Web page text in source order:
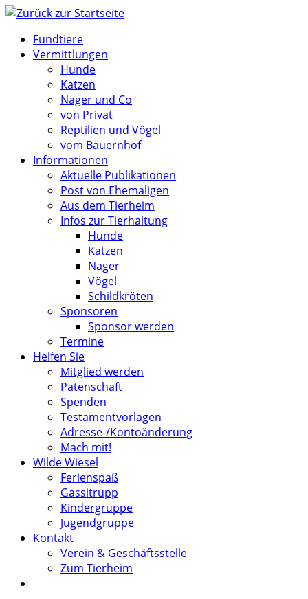
Zum
springenFundtiere
Vermittlungen
Hunde
Katzen
Nager und Co
von Privat
Reptilien und Vögel
vom Bauernhof
Informationen
Aktuelle Publikationen
Post von Ehemaligen
Aus dem Tierheim
Infos zur Tierhaltung
Hunde
Katzen
Nager
Vögel
Schildkröten
Sponsoren
Sponsor werden
Termine
Helfen Sie
Mitglied werden
Patenschaft
Spenden
Testamentvorlagen
Adresse-/Kontoänderung
Mach mit!
Wilde Wiesel
Ferienspaß
Gassitrupp
Kindergruppe
Jugendgruppe
Kontakt
Verein & Geschäftsstelle
Zum Tierheim